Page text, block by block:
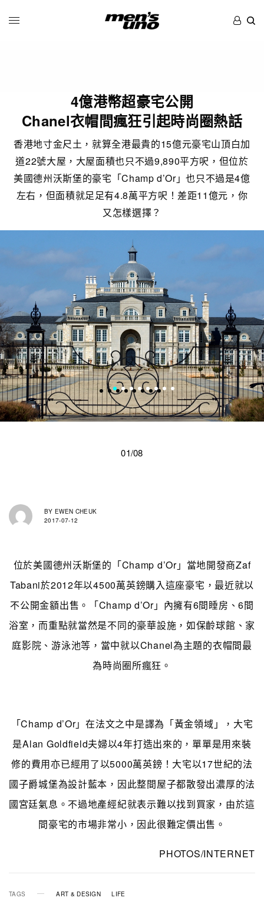
4億港幣超豪宅公開
Chanel衣帽間瘋狂引起時尚圈熱話
香港地寸金尺土，就算全港最貴的15億元豪宅山頂白加
道22號大屋，大屋面積也只不過9,890平方呎，但位於
美國德州沃斯堡的豪宅「Champ d’Or」也只不過是4億
左右，但面積就足足有4.8萬平方呎！差距11億元，你
又怎樣選擇？
01/08
BY EWEN CHEUK
2017-07-12
位於美國德州沃斯堡的「Champ d’Or」當地開發商Zaf
Tabani於2012年以4500萬英鎊購入這座豪宅，最近就以
不公開金額出售。「Champ d’Or」內擁有6間睡房、6間
浴室，而重點就當然是不同的豪華設施，如保齡球館、家
庭影院、游泳池等，當中就以Chanel為主題的衣帽間最
為時尚圈所瘋狂。
「Champ d’Or」在法文之中是譯為「黃金領域」，大宅
是Alan Goldfield夫婦以4年打造出來的，單單是用來裝
修的費用亦已經用了以5000萬英鎊！大宅以17世紀的法
國子爵城堡為設計藍本，因此整間屋子都散發出濃厚的法
國宮廷氣息。不過地產經紀就表示難以找到買家，由於這
間豪宅的市場非常小，因此很難定價出售。
PHOTOS/INTERNET
TAGS ART & DESIGN LIFE